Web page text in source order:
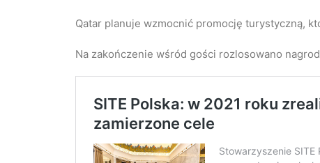
Qatar planuje wzmocnić promocję turystyczną,
Na zakończenie wśród gości rozlosowano